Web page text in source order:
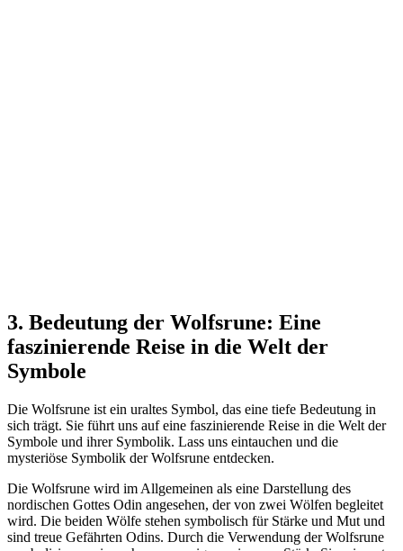
3. Bedeutung ‌der​ Wolfsrune: Eine
‍faszinierende ⁤Reise⁤ in die⁤ Welt der
Symbole
Die Wolfsrune ist ⁤ein uraltes ​Symbol,⁢ das eine tiefe Bedeutung in
sich trägt. ⁤Sie führt uns auf eine‍ faszinierende Reise​ in die Welt der
Symbole und ihrer Symbolik. ‌Lass uns eintauchen und die
mysteriöse ⁣Symbolik der‍ Wolfsrune entdecken.
Die Wolfsrune wird im Allgemeinen als ‌eine Darstellung des
⁣nordischen‌ Gottes Odin angesehen, der ⁤von zwei ​Wölfen begleitet​
wird. Die beiden Wölfe stehen symbolisch für Stärke⁢ und Mut und
sind treue⁣ Gefährten ⁣Odins. ​Durch die Verwendung der Wolfsrune